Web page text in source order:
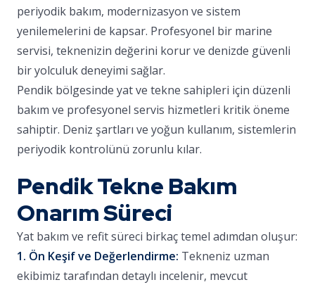
periyodik bakım, modernizasyon ve sistem
yenilemelerini de kapsar. Profesyonel bir marine
servisi, teknenizin değerini korur ve denizde güvenli
bir yolculuk deneyimi sağlar.
Pendik bölgesinde yat ve tekne sahipleri için düzenli
bakım ve profesyonel servis hizmetleri kritik öneme
sahiptir. Deniz şartları ve yoğun kullanım, sistemlerin
periyodik kontrolünü zorunlu kılar.
Pendik Tekne Bakım
Onarım Süreci
Yat bakım ve refit süreci birkaç temel adımdan oluşur:
1. Ön Keşif ve Değerlendirme: Tekneniz uzman
ekibimiz tarafından detaylı incelenir, mevcut